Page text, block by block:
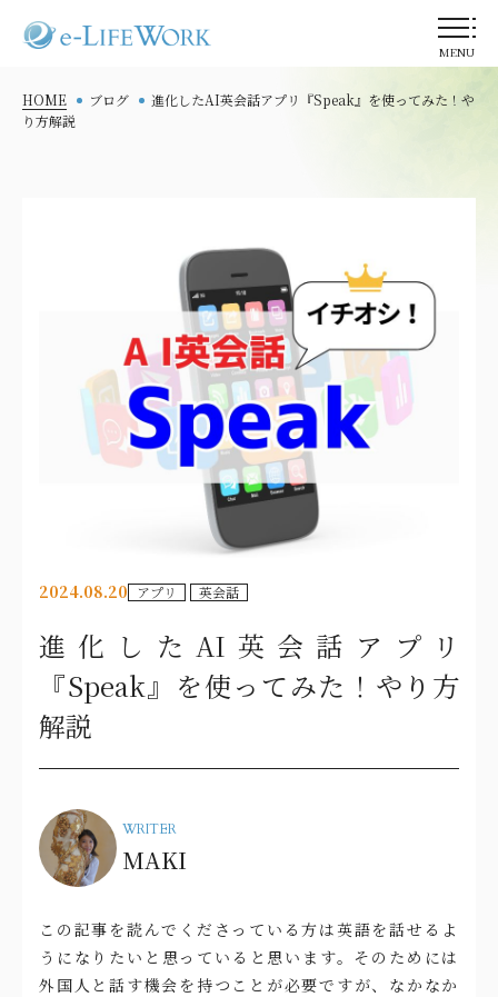
MENU
HOME ブログ
進化したAI英会話アプリ『Speak』を使ってみた！や
り方解説
2024.08.20 アプリ 英会話
進化したAI英会話アプリ
『Speak』を使ってみた！やり方
解説
WRITER
MAKI
この記事を読んでくださっている方は英語を話せるよ
うになりたいと思っていると思います。そのためには
外国人と話す機会を持つことが必要ですが、なかなか